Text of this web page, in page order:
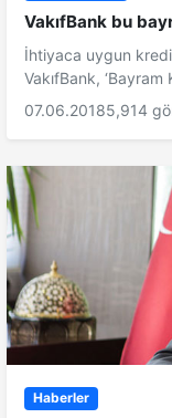
VakıfBank bu
İhtiyaca uygun
VakıfBank, ‘Bayram
07.06.20185,914
Haberler